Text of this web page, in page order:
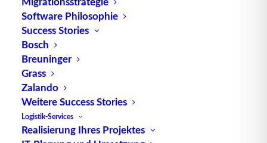
Software Philosophie
Success Stories
Bosch
Breuninger
Grass
Zalando
Weitere Success Stories
Logistik-Services
Realisierung Ihres Projektes
Logistiknetzwerke:
Das Logistiknetz eines Unternehmens ist Teil eines
globalen Netzwerks, indem sich die